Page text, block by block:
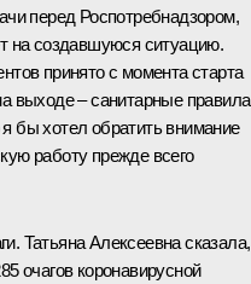
перед Роспотребнадзором,
на создавшуюся ситуацию.
принято с момента старта
выходе – санитарные
бы хотел обратить внимание
работу прежде всего
Татьяна Алексеевна сказала,
очагов коронавирусной